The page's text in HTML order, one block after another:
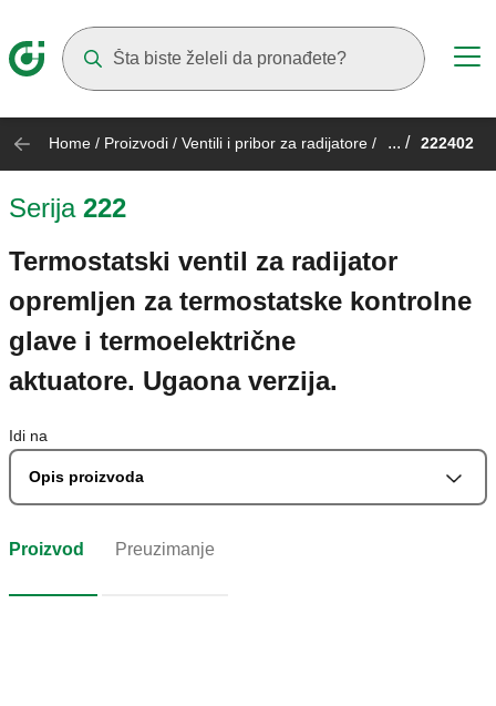
Home / Proizvodi / Ventili i pribor za radijatore / ... / 222402
Serija 222
Termostatski ventil za radijator
opremljen za termostatske kontrolne
glave i termoelektrične
aktuatore. Ugaona verzija.
Idi na
Opis proizvoda
Proizvod Preuzimanje